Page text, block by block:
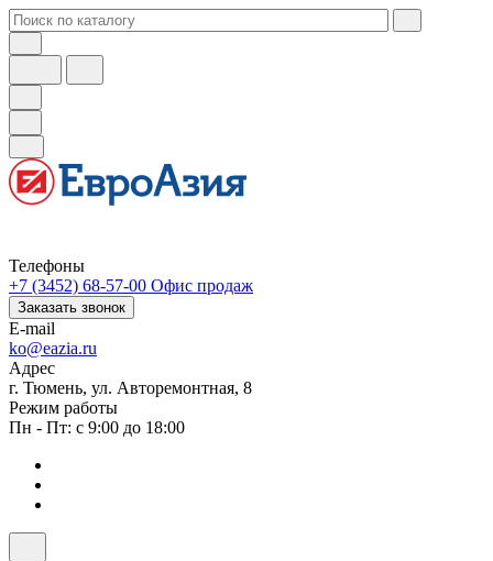
Телефоны
+7 (3452) 68-57-00 Офис продаж
Заказать звонок
E-mail
ko@eazia.ru
Адрес
г. Тюмень, ул. Авторемонтная, 8
Режим работы
Пн - Пт: с 9:00 до 18:00